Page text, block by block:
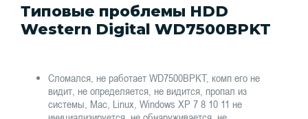
Типовые проблемы HDD
Western Digital WD7500BPKT
Сломался, не работает WD7500BPKT, комп его не
видит, не определяется, не видится, пропал из
системы, Mac, Linux, Windows XP 7 8 10 11 не